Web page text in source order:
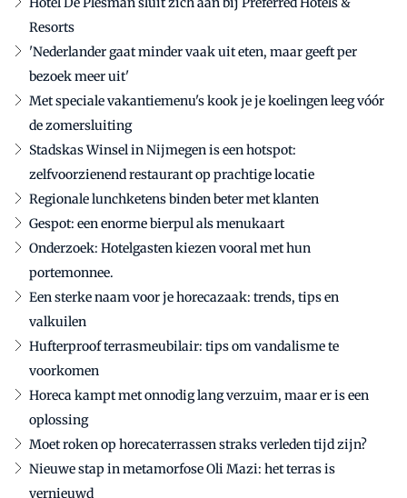
Resorts
'Nederlander gaat minder vaak uit eten, maar geeft per
bezoek meer uit'
Met speciale vakantiemenu's kook je je koelingen leeg vóór
de zomersluiting
Stadskas Winsel in Nijmegen is een hotspot:
zelfvoorzienend restaurant op prachtige locatie
Regionale lunchketens binden beter met klanten
Gespot: een enorme bierpul als menukaart
Onderzoek: Hotelgasten kiezen vooral met hun
portemonnee.
Een sterke naam voor je horecazaak: trends, tips en
valkuilen
Hufterproof terrasmeubilair: tips om vandalisme te
voorkomen
Horeca kampt met onnodig lang verzuim, maar er is een
oplossing
Moet roken op horecaterrassen straks verleden tijd zijn?
Nieuwe stap in metamorfose Oli Mazi: het terras is
vernieuwd